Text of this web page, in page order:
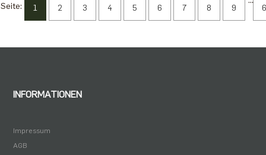
4,85 €
ab 250
Seite: 1 2 3 4 5 6 7 8 9
INFORMATIONEN
Impressum
AGB